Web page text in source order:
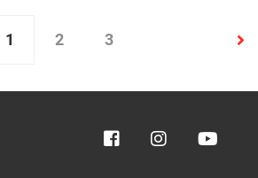
1 2 3